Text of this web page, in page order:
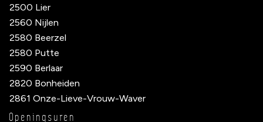
2500 Lier
2560 Nijlen
2580 Beerzel
2580 Putte
2590 Berlaar
2820 Bonheiden
2861 Onze-Lieve-Vrouw-Waver
Openingsuren